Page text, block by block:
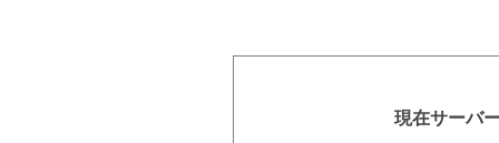
現在サーバ